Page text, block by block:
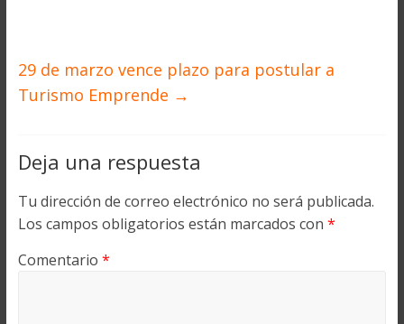
29 de marzo vence plazo para postular a
Turismo Emprende →
Deja una respuesta
Tu dirección de correo electrónico no será publicada.
Los campos obligatorios están marcados con *
Comentario *